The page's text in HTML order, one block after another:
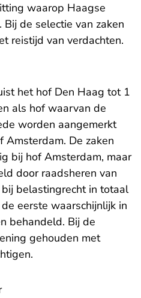
waarop Haagse
de selectie van zaken
reistijd van verdachten.
het hof Den Haag tot 1
als hof waarvan de
worden aangemerkt
De zaken
bij hof Amsterdam, maar
door raadsheren van
belastingrecht in totaal
eerste waarschijnlijk in
behandeld. Bij de
gehouden met